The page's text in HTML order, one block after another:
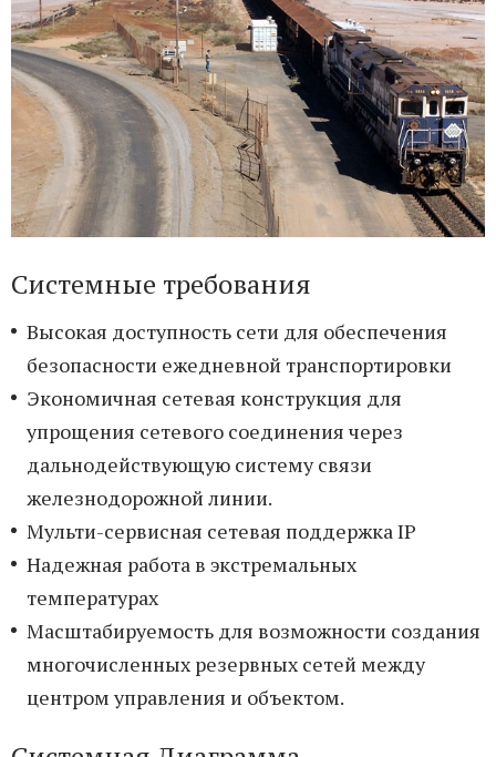
Системные требования
Высокая доступность сети для обеспечения
безопасности ежедневной транспортировки
Экономичная сетевая конструкция для
упрощения сетевого соединения через
дальнодействующую систему связи
железнодорожной линии.
Мульти-сервисная сетевая поддержка IP
Надежная работа в экстремальных
температурах
Масштабируемость для возможности создания
многочисленных резервных сетей между
центром управления и объектом.